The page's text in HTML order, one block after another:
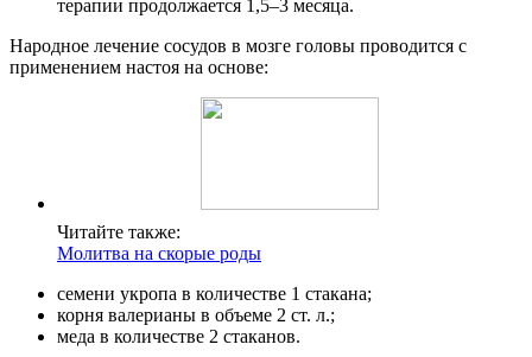
терапии продолжается 1,5–3 месяца.
Народное лечение сосудов в мозге головы проводится с
применением настоя на основе:
Читайте также:
Молитва на скорые роды
семени укропа в количестве 1 стакана;
корня валерианы в объеме 2 ст. л.;
меда в количестве 2 стаканов.